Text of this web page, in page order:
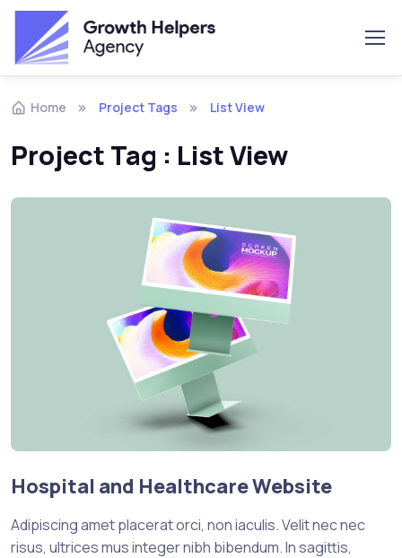
Skip to navigation
Skip to content
Home Project Tags List View
Project Tag : List View
Hospital and Healthcare Website
Adipiscing amet placerat orci, non iaculis. Velit nec nec
risus, ultrices mus integer nibh bibendum. In sagittis,